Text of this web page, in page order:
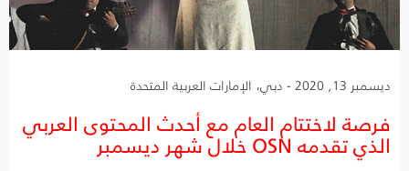
ديسمبر 13, 2020 - دبي، الإمارات العربية المتحدة
فرصة لاختتام العام مع أحدث المحتوى العربي
الذي تقدمه OSN خلال شهر ديسمبر